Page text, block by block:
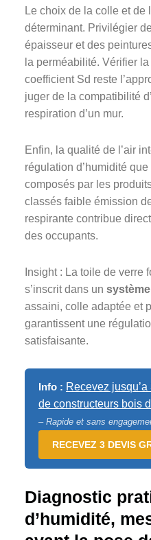
Le choix de la colle et de
déterminant. Privilégier
épaisseur et des
la perméabilité. Vérifier
coefficient Sd reste
juger de la compatibilité
respiration d’un mur.
Enfin, la qualité de l’air
régulation d’humidité
composés par les
classés faible émission
respirante contribue
des occupants.
Insight : La toile de verre
s’inscrit dans un
assaini, colle adaptée et
garantissent une
satisfaisante.
Info : Recevez
de constructeurs bois
– Rapide et sans
RECEVEZ 3 DEVIS
Diagnostic
d’humidité,